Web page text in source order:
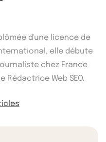
d'une licence de
elle débute
chez France
Rédactrice Web SEO.